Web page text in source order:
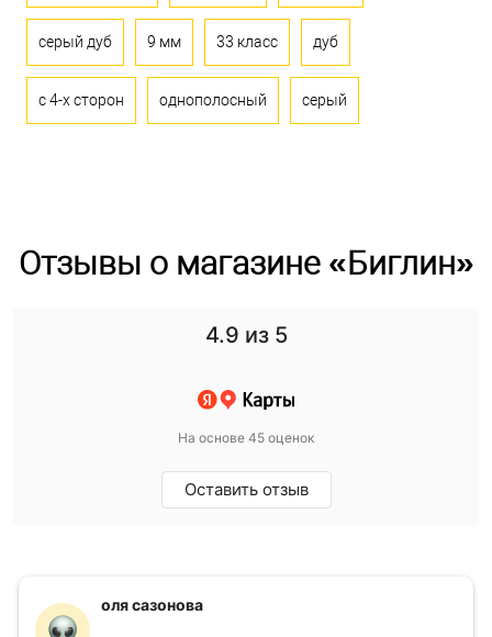
серый дуб 9 мм 33 класс дуб
с 4-х сторон однополосный серый
Отзывы о магазине «Биглин»
4.9 из 5
На основе 45 оценок
Оставить отзыв
оля сазонова